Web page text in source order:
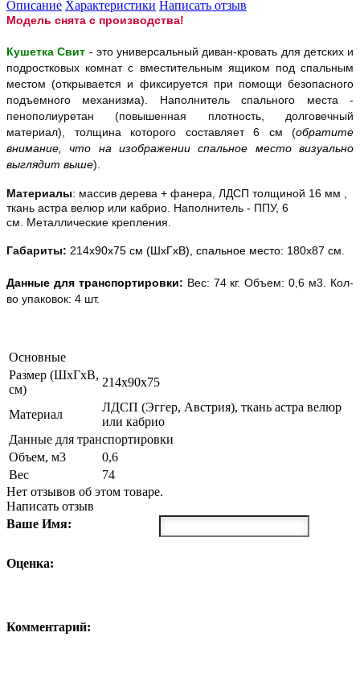
Описание Характеристики Написать отзыв
Модель снята с производства!
Кушетка Свит - это универсальный диван-кровать для детских и
подростковых комнат с вместительным ящиком под спальным
местом (открывается и фиксируется при помощи безопасного
подъемного механизма). Наполнитель спального места -
пенополиуретан (повышенная плотность, долговечный
материал), толщина которого составляет 6 см (обратите
внимание, что на изображении спальное место визуально
выглядит выше).
Материалы: массив дерева + фанера, ЛДСП толщиной 16 мм ,
ткань астра велюр или кабрио. Наполнитель - ППУ, 6
см. Металлические крепления.
Габариты: 214x90x75 см (ШxГxВ) , спальное место: 180x87 см.
Данные для транспортировки: Вес: 74 кг. Объем: 0,6 м3. Кол-
во упаковок: 4 шт.
Основные
Размер (ШxГxВ,
см)
214x90x75
Материал
ЛДСП (Эггер, Австрия), ткань астра велюр
или кабрио
Данные для транспортировки
Объем, м3
0,6
Вес
74
Нет отзывов об этом товаре.
Написать отзыв
Ваше Имя:
Оценка:
Комментарий: